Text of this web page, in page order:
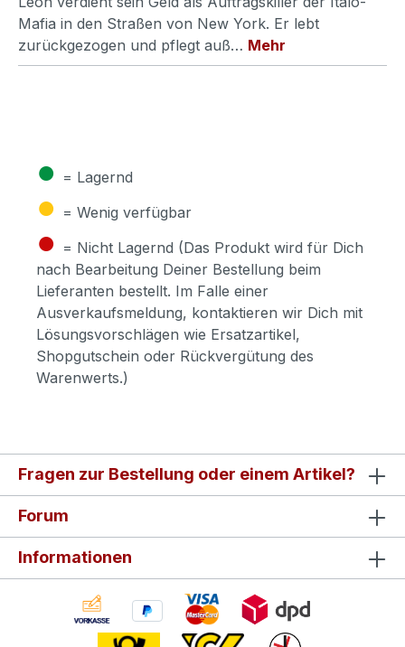
Mafia in den Straßen von New York. Er lebt
zurückgezogen und pflegt auß… Mehr
● = Lagernd
● = Wenig verfügbar
● = Nicht Lagernd (Das Produkt wird für Dich
nach Bearbeitung Deiner Bestellung beim
Lieferanten bestellt. Im Falle einer
Ausverkaufsmeldung, kontaktieren wir Dich mit
Lösungsvorschlägen wie Ersatzartikel,
Shopgutschein oder Rückvergütung des
Warenwerts.)
Fragen zur Bestellung oder einem Artikel?
Forum
Informationen